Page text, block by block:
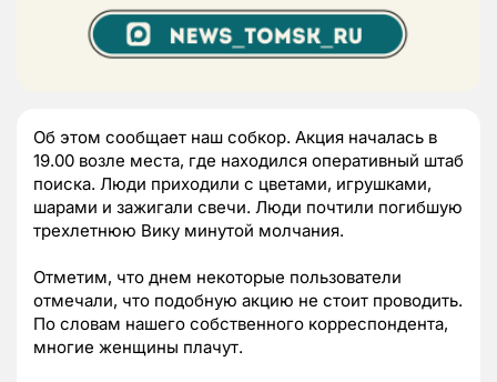
Об этом сообщает наш собкор. Акция началась в
19.00 возле места, где находился оперативный штаб
поиска. Люди приходили с цветами, игрушками,
шарами и зажигали свечи. Люди почтили погибшую
трехлетнюю Вику минутой молчания.
Отметим, что днем некоторые пользователи
отмечали, что подобную акцию не стоит проводить.
По словам нашего собственного корреспондента,
многие женщины плачут.